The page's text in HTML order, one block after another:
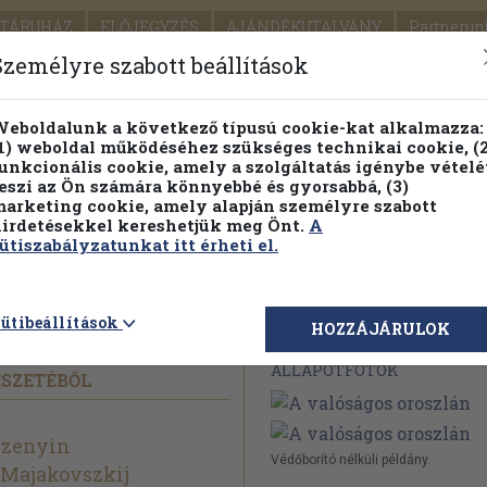
ELŐJEGYZÉS AJÁNDÉKUTALVÁNY
SEGÍTSÉG
PILLANATNYI ÁRAINK FENNTARTHATÓ
Részletes kereső Témaköri fa
Megvásárolható
ÁLLAPOTFOTÓK
Védőborító nélküli példány.
szabott beállítások
a következő típusú cookie-kat alkalmazza:
weboldal működéséhez szükséges technikai cookie,
cookie, amely a szolgáltatás igénybe
az Ön számára könnyebbé és gyorsabbá, (3)
cookie, amely alapján személyre szabott
kereshetjük meg Önt. A
itt érheti el.
HOZZÁJÁRULOK